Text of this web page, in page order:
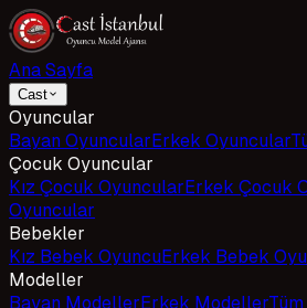
Ana Sayfa
Cast
Oyuncular
Bayan OyuncularErkek Oyuncular
Çocuk Oyuncular
Kız Çocuk OyuncularErkek Çocuk
Oyuncular
Bebekler
Kız Bebek OyuncuErkek Bebek
Modeller
Bayan ModellerErkek Modeller